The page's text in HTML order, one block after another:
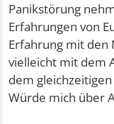
Panikstörung
Erfahrungen von
Erfahrung mit den
vielleicht mit dem
dem
Würde mich über